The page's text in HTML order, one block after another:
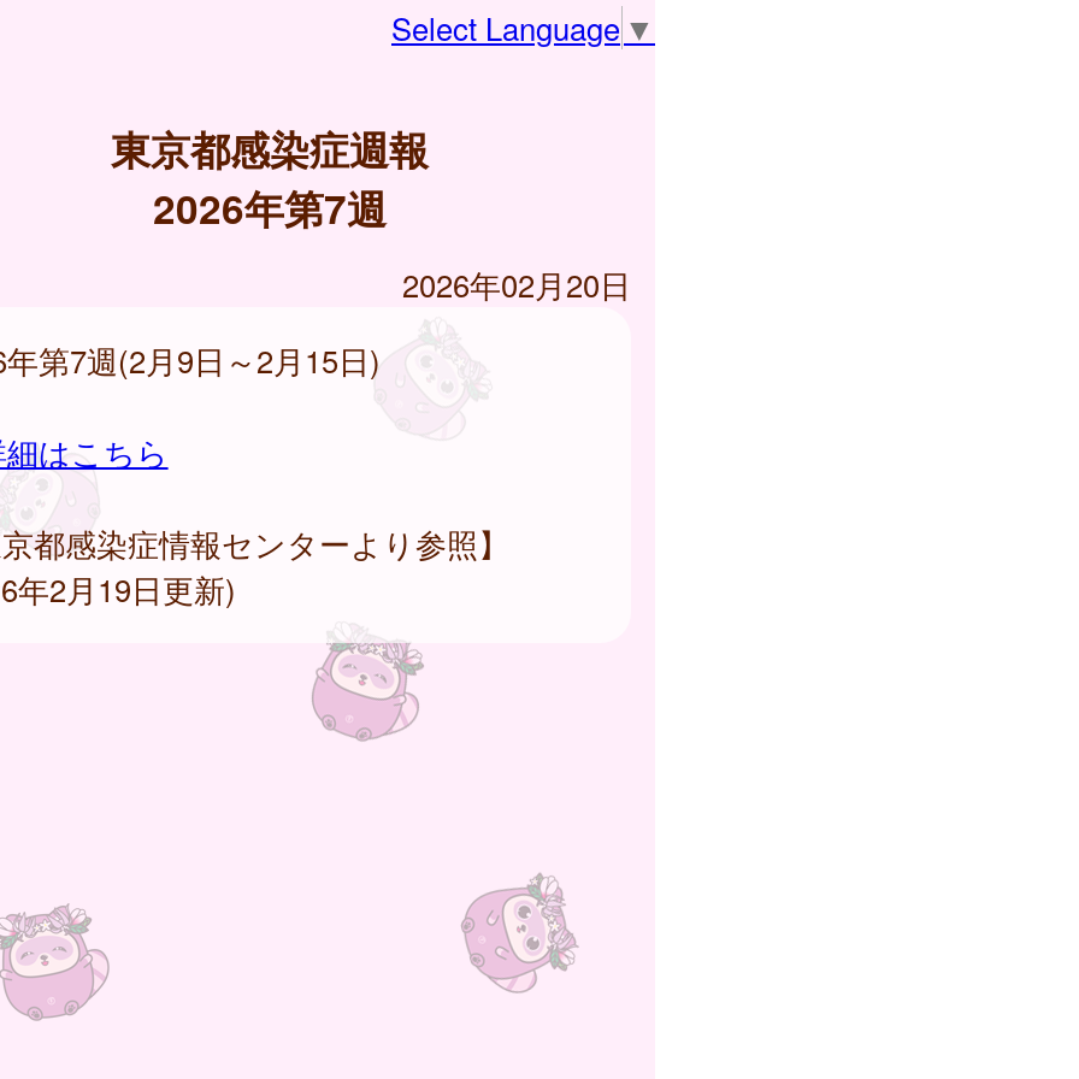
Select Language ▼
東京都感染症週報
2026年第7週
2026年02月20日
第7週(2月9日～2月15日)
はこちら
都感染症情報センターより参照】
年2月19日更新)